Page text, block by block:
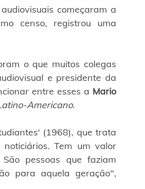
começaram a
censo, registrou uma
o que muitos colegas
e presidente da
entre esses a Mario
Americano.
(1968), que trata
Tem um valor
pessoas que faziam
para aquela geração",